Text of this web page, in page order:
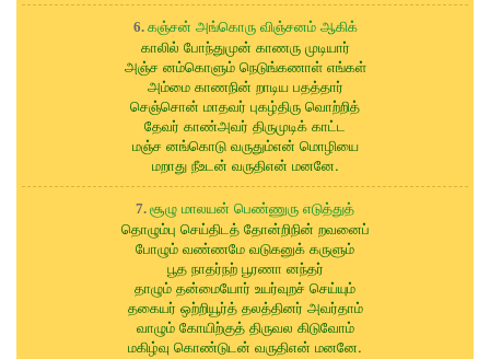
6. கஞ்சன் அங்கொரு விஞ்சனம் ஆகிக்
காலில் போந்துமுன் காணரு முடியார்
அஞ்ச னம்கொளும் நெடுங்கணாள் எங்கள்
அம்மை காணநின் றாடிய பதத்தார்
செஞ்சொன் மாதவர் புகழ்திரு வொற்றித்
தேவர் காண்அவர் திருமுடிக் காட்ட
மஞ்ச னங்கொடு வருதும்என் மொழியை
மறாது நீஉடன் வருதிஎன் மனனே.
7. சூழு மாலயன் பெண்ணுரு எடுத்துத்
தொழும்பு செய்திடத் தோன்றிநின் றவனைப்
போழும் வண்ணமே வடுகனுக் கருளும்
பூத நாதர்நற் பூரணா னந்தர்
தாழும் தன்மையோர் உயர்வுறச் செய்யும்
தகையர் ஒற்றியூர்த் தலத்தினர் அவர்தாம்
வாழும் கோயிற்குத் திருவல கிடுவோம்
மகிழ்வு கொண்டுடன் வருதிஎன் மனனே.